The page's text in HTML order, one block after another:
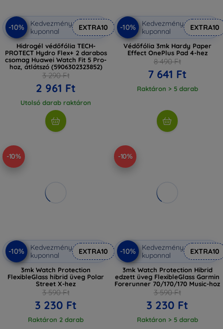
-10%
Kedvezmény
kuponnal
EXTRA10
Hidrogél védőfólia TECH-
PROTECT Hydro Flex+ 2 darabos
csomag Huawei Watch Fit 5 Pro-
hoz, átlátszó (5906302323852)
3 290 Ft
2 961 Ft
Utolsó darab raktáron
-10%
Kedvezmény
kuponnal
EXTRA10
Védőfólia 3mk Hardy Paper
Effect OnePlus Pad 4-hez
8 490 Ft
7 641 Ft
Raktáron > 5 darab
-10%
-10%
Kedvezmény
kuponnal
EXTRA10
3mk Watch Protection
FlexibleGlass hibrid üveg Polar
Street X-hez
3 590 Ft
3 230 Ft
Raktáron 2 darab
-10%
-10%
Kedvezmény
kuponnal
EXTRA10
3mk Watch Protection Hibrid
edzett üveg FlexibleGlass Garmin
Forerunner 70/170/170 Music-hoz
3 590 Ft
3 230 Ft
Raktáron > 5 darab